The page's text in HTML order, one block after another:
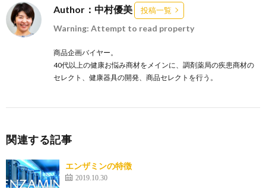
Author：中村優美 投稿一覧
Warning: Attempt to read property
商品企画バイヤー。
40代以上の健康お悩み商材をメインに、調剤薬局の疾患商材の
セレクト、健康器具の開発、商品セレクトを行う。
関連する記事
エンザミンの特徴
2019.10.30